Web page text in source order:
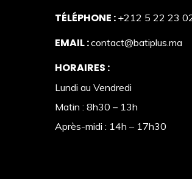
TÉLÉPHONE : +212 5 22 23
EMAIL :contact@batiplus.ma
HORAIRES :
Lundi au Vendredi
Matin : 8h30 – 13h
Après-midi : 14h – 17h30